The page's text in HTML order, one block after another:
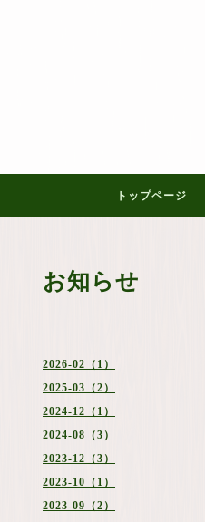
トップページ
2026-02（1）
2025-03（2）
2024-12（1）
2024-08（3）
2023-12（3）
2023-10（1）
2023-09（2）
お知らせ